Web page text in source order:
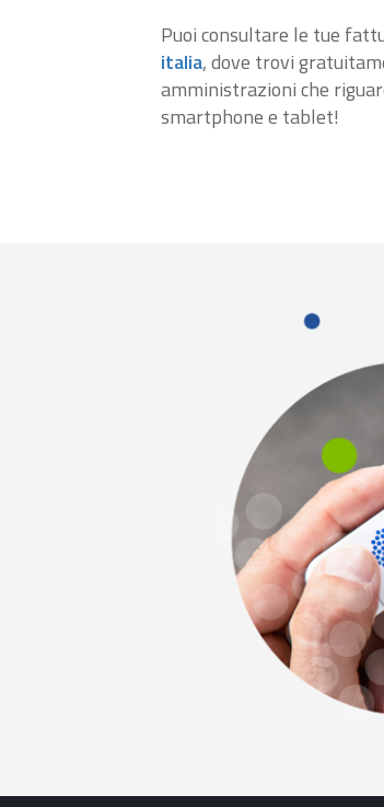
Puoi consultare le tue
italia, dove trovi
amministrazioni che
smartphone e tablet!